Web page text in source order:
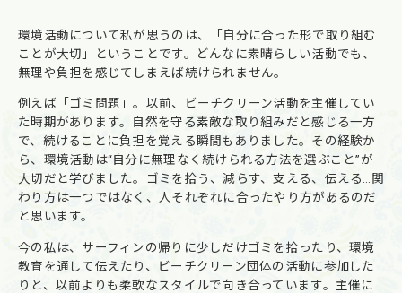
環境活動について私が思うのは、「自分に合った形で取り組む
ことが大切」ということです。どんなに素晴らしい活動でも、
無理や負担を感じてしまえば続けられません。
例えば「ゴミ問題」。以前、ビーチクリーン活動を主催してい
た時期があります。自然を守る素敵な取り組みだと感じる一方
で、続けることに負担を覚える瞬間もありました。その経験か
ら、環境活動は“自分に無理なく続けられる方法を選ぶこと”が
大切だと学びました。ゴミを拾う、減らす、支える、伝える…関
わり方は一つではなく、人それぞれに合ったやり方があるのだ
と思います。
今の私は、サーフィンの帰りに少しだけゴミを拾ったり、環境
教育を通して伝えたり、ビーチクリーン団体の活動に参加した
りと、以前よりも柔軟なスタイルで向き合っています。主催に